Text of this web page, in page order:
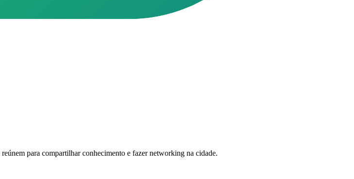
para compartilhar conhecimento e fazer networking na cidade.